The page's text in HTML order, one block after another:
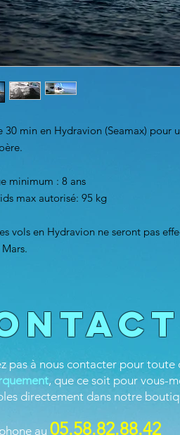
30 min en Hydravion (Seamax) pour
minimum : 8 ans
max autorisé: 95 kg
vols en Hydravion ne seront pas
pas à nous contacter pour toute
, que ce soit pour vous-
directement dans notre
au 05.58.82.88.42